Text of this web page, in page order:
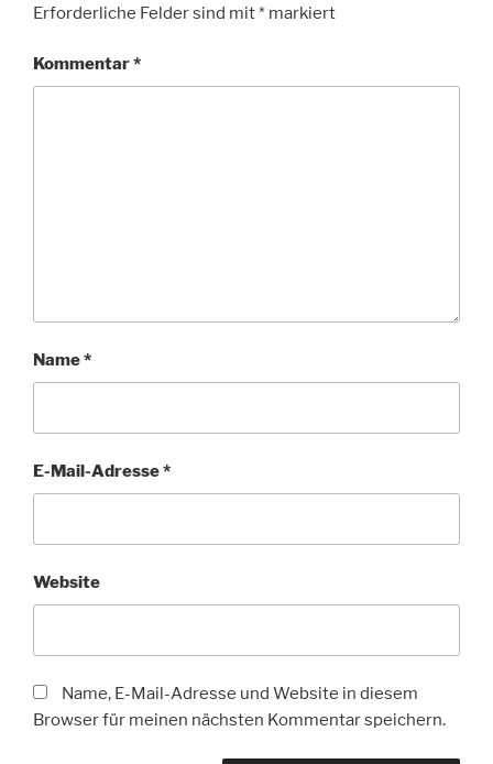
Erforderliche Felder sind mit* markiert
Kommentar*
Name*
E-Mail-Adresse*
Website
Name, E-Mail-Adresse und Website in diesem
Browser für meinen nächsten Kommentar speichern.